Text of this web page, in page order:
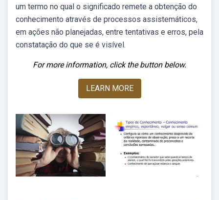
um termo no qual o significado remete a obtenção do
conhecimento através de processos assistemáticos,
em ações não planejadas, entre tentativas e erros, pela
constatação do que se é visível.
For more information, click the button below.
LEARN MORE